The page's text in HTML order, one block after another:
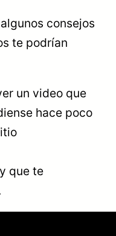
consejos
te podrían
un video que
hace poco
y que te